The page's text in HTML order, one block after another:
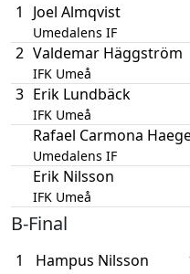
1 Joel Almqvist
Umedalens IF
2 Valdemar Häggström
IFK Umeå
3 Erik Lundbäck
IFK Umeå
Rafael Carmona
Umedalens IF
Erik Nilsson
IFK Umeå
B-Final
1 Hampus Nilsson